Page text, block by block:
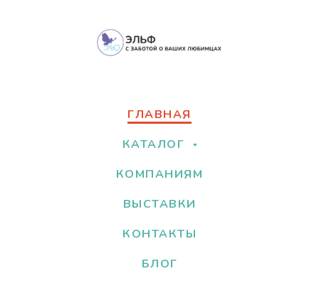
ГЛАВНАЯ
КАТАЛОГ
КОМПАНИЯМ
ВЫСТАВКИ
КОНТАКТЫ
БЛОГ